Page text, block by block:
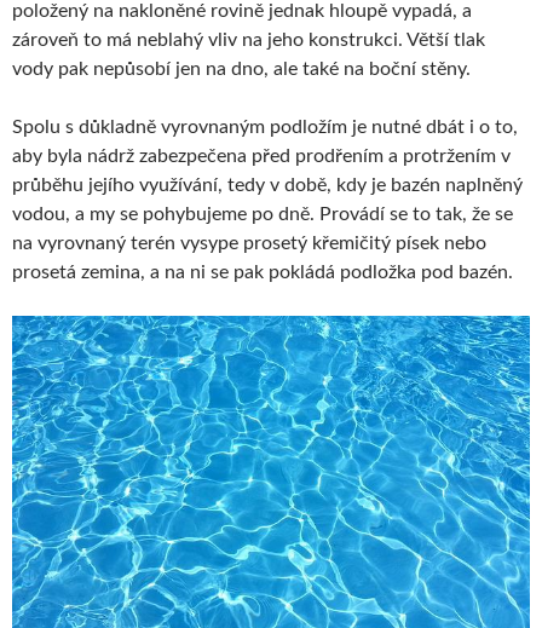
položený na nakloněné rovině jednak hloupě vypadá, a
zároveň to má neblahý vliv na jeho konstrukci. Větší tlak
vody pak nepůsobí jen na dno, ale také na boční stěny.
Spolu s důkladně vyrovnaným podložím je nutné dbát i o to,
aby byla nádrž zabezpečena před prodřením a protržením v
průběhu jejího využívání, tedy v době, kdy je bazén naplněný
vodou, a my se pohybujeme po dně. Provádí se to tak, že se
na vyrovnaný terén vysype prosetý křemičitý písek nebo
prosetá zemina, a na ni se pak pokládá podložka pod bazén.